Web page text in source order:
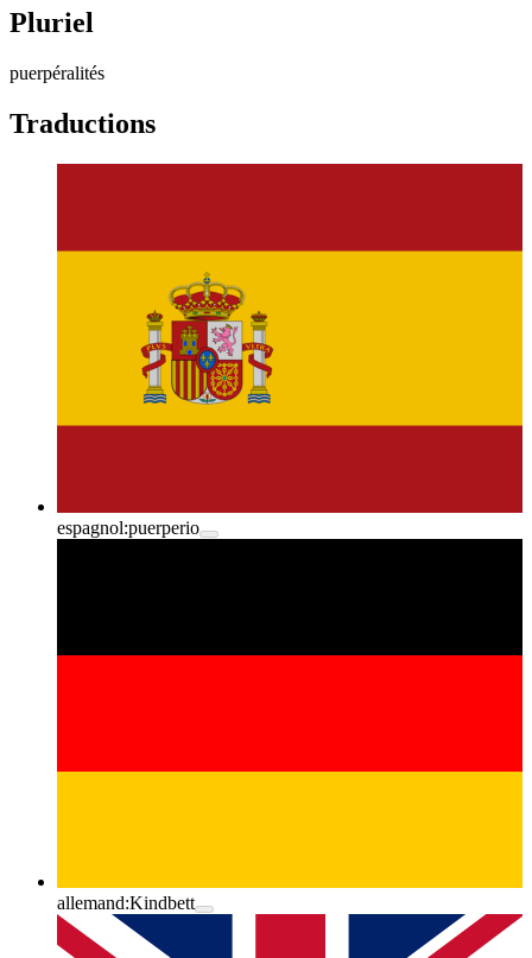
Pluriel
puerpéralités
Traductions
espagnol:puerperio
allemand:Kindbett